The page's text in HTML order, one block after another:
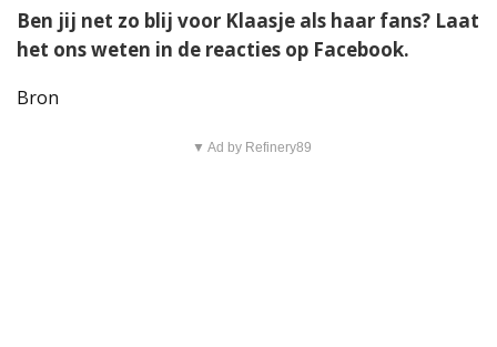
Ben jij net zo blij voor Klaasje als haar fans? Laat
het ons weten in de reacties op Facebook.
Bron
▼ Ad by Refinery89